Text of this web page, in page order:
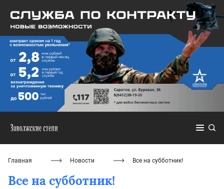
Главная Новости Все на субботник!
Все на субботник!